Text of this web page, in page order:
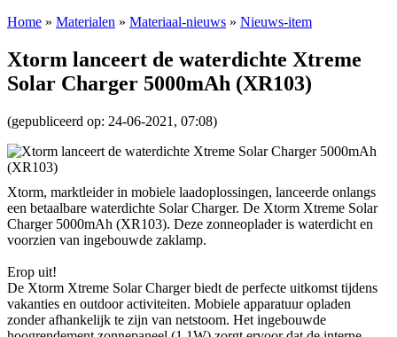
Home » Materialen » Materiaal-nieuws » Nieuws-item
Xtorm lanceert de waterdichte Xtreme
Solar Charger 5000mAh (XR103)
(gepubliceerd op: 24-06-2021, 07:08)
Xtorm, marktleider in mobiele laadoplossingen, lanceerde onlangs
een betaalbare waterdichte Solar Charger. De Xtorm Xtreme Solar
Charger 5000mAh (XR103). Deze zonneoplader is waterdicht en
voorzien van ingebouwde zaklamp.
Erop uit!
De Xtorm Xtreme Solar Charger biedt de perfecte uitkomst tijdens
vakanties en outdoor activiteiten. Mobiele apparatuur opladen
zonder afhankelijk te zijn van netstoom. Het ingebouwde